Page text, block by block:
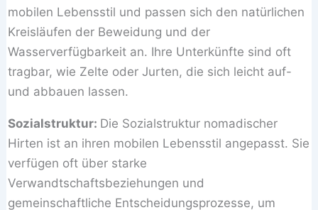
mobilen Lebensstil und passen sich den natürlichen
Kreisläufen der Beweidung und der
Wasserverfügbarkeit an. Ihre Unterkünfte sind oft
tragbar, wie Zelte oder Jurten, die sich leicht auf-
und abbauen lassen.
Sozialstruktur: Die Sozialstruktur nomadischer
Hirten ist an ihren mobilen Lebensstil angepasst. Sie
verfügen oft über starke
Verwandtschaftsbeziehungen und
gemeinschaftliche Entscheidungsprozesse, um